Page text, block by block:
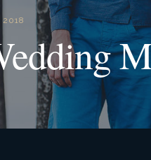
2018